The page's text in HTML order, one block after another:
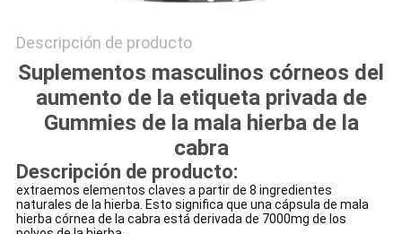
Descripción de producto
Suplementos masculinos córneos del
aumento de la etiqueta privada de
Gummies de la mala hierba de la
cabra
Descripción de producto:
extraemos elementos claves a partir de 8 ingredientes
naturales de la hierba. Esto significa que una cápsula de mala
hierba córnea de la cabra está derivada de 7000mg de los